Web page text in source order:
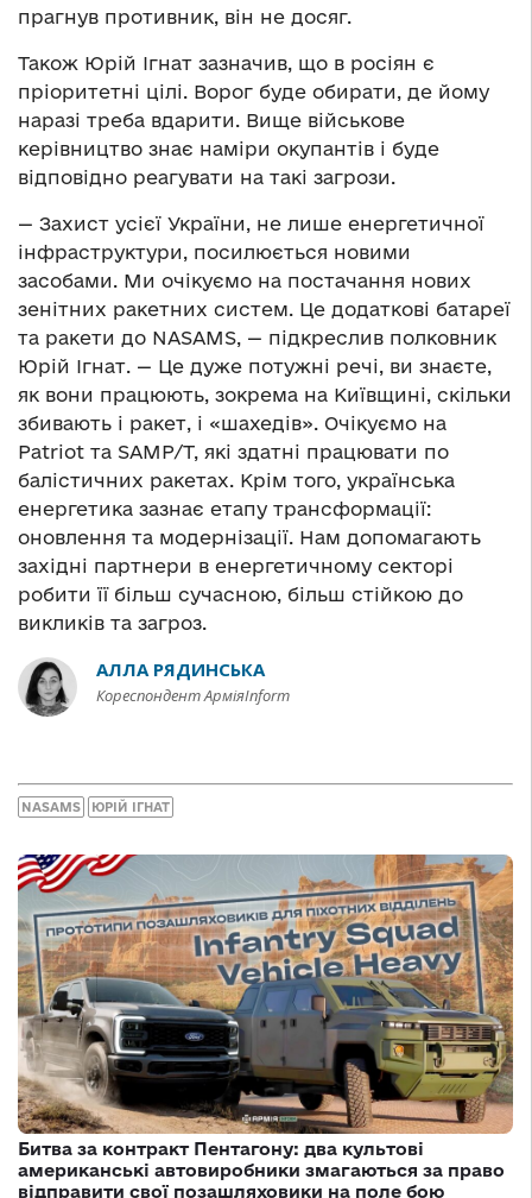
прагнув противник, він не досяг.
Також Юрій Ігнат зазначив, що в росіян є
пріоритетні цілі. Ворог буде обирати, де йому
наразі треба вдарити. Вище військове
керівництво знає наміри окупантів і буде
відповідно реагувати на такі загрози.
— Захист усієї України, не лише енергетичної
інфраструктури, посилюється новими
засобами. Ми очікуємо на постачання нових
зенітних ракетних систем. Це додаткові батареї
та ракети до NASAMS, — підкреслив полковник
Юрій Ігнат. — Це дуже потужні речі, ви знаєте,
як вони працюють, зокрема на Київщині, скільки
збивають і ракет, і «шахедів». Очікуємо на
Patriot та SAMP/T, які здатні працювати по
балістичних ракетах. Крім того, українська
енергетика зазнає етапу трансформації:
оновлення та модернізації. Нам допомагають
західні партнери в енергетичному секторі
робити її більш сучасною, більш стійкою до
викликів та загроз.
АЛЛА РЯДИНСЬКА
Кореспондент АрміяInform
NASAMS ЮРІЙ ІГНАТ
Битва за контракт Пентагону: два культові
американські автовиробники змагаються за право
відправити свої позашляховики на поле бою